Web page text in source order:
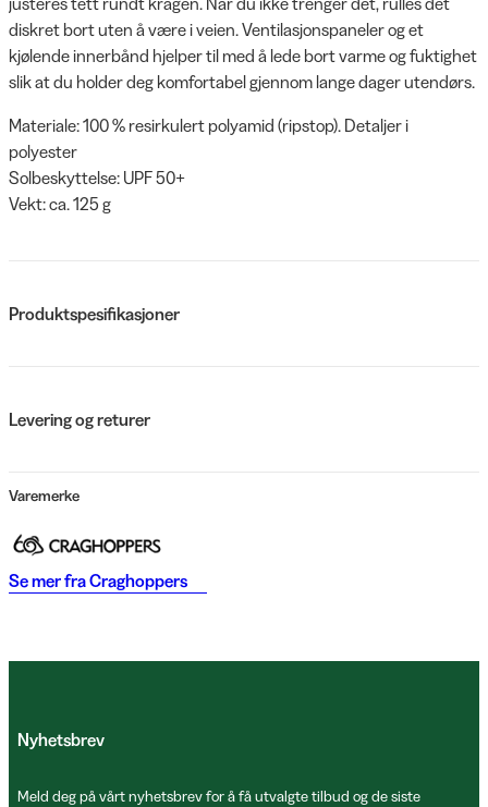
diskret bort uten å være i veien. Ventilasjonspaneler og et
kjølende innerbånd hjelper til med å lede bort varme og fuktighet
slik at du holder deg komfortabel gjennom lange dager utendørs.
Materiale: 100 % resirkulert polyamid (ripstop). Detaljer i
polyester
Solbeskyttelse: UPF 50+
Vekt: ca. 125 g
Produktspesifikasjoner
Levering og returer
Varemerke
Se mer fraCraghoppers
Nyhetsbrev
Meld deg på vårt nyhetsbrev for å få utvalgte tilbud og de siste